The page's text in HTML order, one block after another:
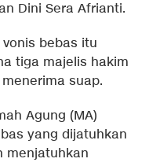
Dini Sera Afrianti.
bebas itu
tiga majelis hakim
suap.
Agung (MA)
yang dijatuhkan
menjatuhkan